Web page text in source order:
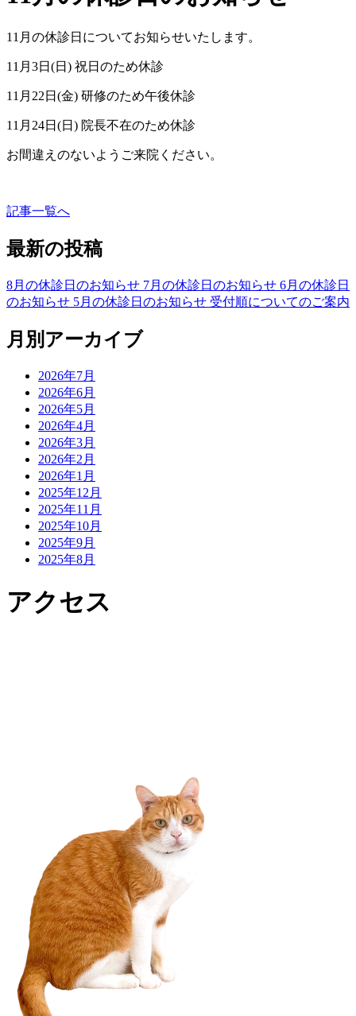
11月の休診日についてお知らせいたします。
11月3日(日) 祝日のため休診
11月22日(金) 研修のため午後休診
11月24日(日) 院長不在のため休診
お間違えのないようご来院ください。
記事一覧へ
最新の投稿
8月の休診日のお知らせ 7月の休診日のお知らせ 6月の休診日
のお知らせ 5月の休診日のお知らせ 受付順についてのご案内
月別アーカイブ
2026年7月
2026年6月
2026年5月
2026年4月
2026年3月
2026年2月
2026年1月
2025年12月
2025年11月
2025年10月
2025年9月
2025年8月
アクセス